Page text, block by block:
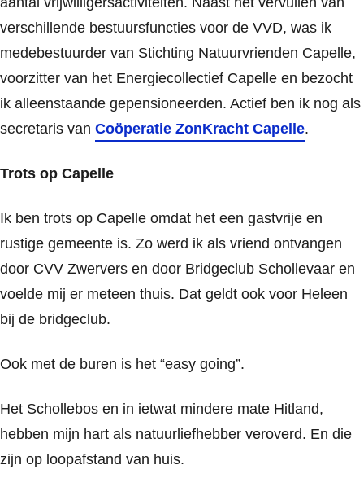
verschillende bestuursfuncties voor de VVD, was ik
medebestuurder van Stichting Natuurvrienden Capelle,
voorzitter van het Energiecollectief Capelle en bezocht
ik alleenstaande gepensioneerden. Actief ben ik nog als
secretaris van Coöperatie ZonKracht Capelle.
Trots op Capelle
Ik ben trots op Capelle omdat het een gastvrije en
rustige gemeente is. Zo werd ik als vriend ontvangen
door CVV Zwervers en door Bridgeclub Schollevaar en
voelde mij er meteen thuis. Dat geldt ook voor Heleen
bij de bridgeclub.
Ook met de buren is het “easy going”.
Het Schollebos en in ietwat mindere mate Hitland,
hebben mijn hart als natuurliefhebber veroverd. En die
zijn op loopafstand van huis.